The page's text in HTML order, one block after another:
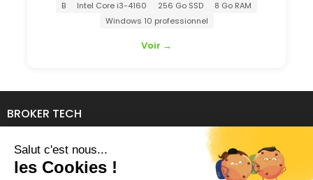
256 Go SSD
8 Go RAM
Windows 10 professionnel
BROKER TECH
134 Avenue de l'Industrie
69140 RILLIEUX-LA-PAPE